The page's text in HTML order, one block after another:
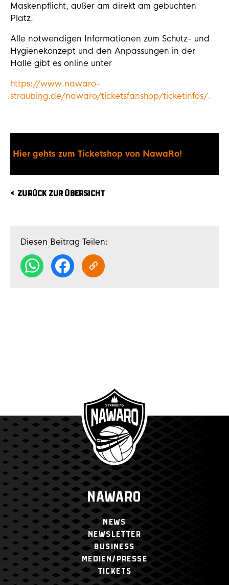
Maskenpflicht, außer am direkt am gebuchten
Platz.
Alle notwendigen Informationen zum Schutz- und
Hygienekonzept und den Anpassungen in der
Halle gibt es online unter
https://www.nawaro-
straubing.de/nawaro/ticketsfanshop/ticketinfos/.
Hier gehts zum Ticketshop von NawaRo!
ZURÜCK ZUR ÜBERSICHT
Diesen Beitrag Teilen:
NAWARO
NEWS
NEWSLETTER
BUSINESS
MEDIEN/PRESSE
TICKETS